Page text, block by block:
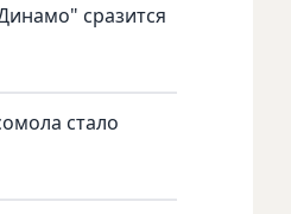
сразится
стало